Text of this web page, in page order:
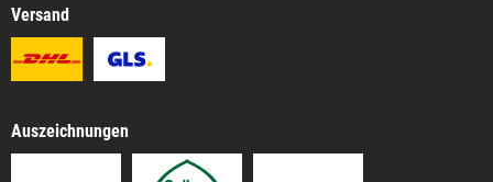
Versand
Auszeichnungen